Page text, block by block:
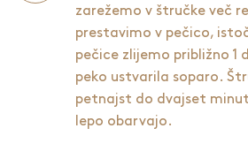
zarežemo v štručke več
prestavimo v pečico,
pečice zlijemo približno 1
peko ustvarila soparo.
petnajst do dvajset minut
lepo obarvajo.